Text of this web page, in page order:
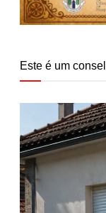
Este é um